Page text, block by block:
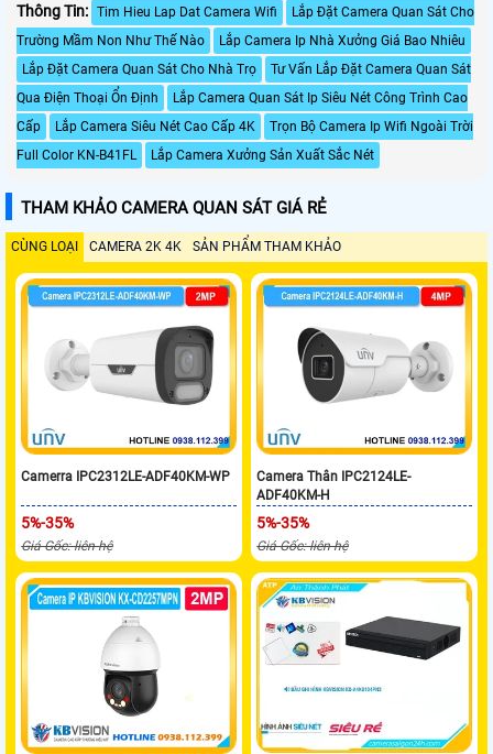
Thông Tin: Tim Hieu Lap Dat Camera Wifi
Lắp Đặt Camera Quan Sát Cho
Trường Mầm Non Như Thế Nào
Lắp Camera Ip Nhà Xưởng Giá Bao Nhiêu
Lắp Đặt Camera Quan Sát Cho Nhà Trọ
Tư Vấn Lắp Đặt Camera Quan Sát
Qua Điện Thoại Ổn Định
Lắp Camera Quan Sát Ip Siêu Nét Công Trình Cao
Cấp
Lắp Camera Siêu Nét Cao Cấp 4K
Trọn Bộ Camera Ip Wifi Ngoài Trời
Full Color KN-B41FL
Lắp Camera Xưởng Sản Xuất Sắc Nét
THAM KHẢO CAMERA QUAN SÁT GIÁ RẺ
CÙNG LOẠI CAMERA 2K 4K SẢN PHẨM THAM KHẢO
Camerra IPC2312LE-ADF40KM-WP
5%-35%
Giá Gốc: liên hệ
Camera Thân IPC2124LE-
ADF40KM-H
5%-35%
Giá Gốc: liên hệ